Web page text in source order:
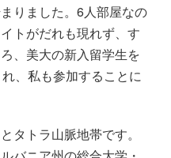
りました。6人部屋なの
トがだれも現れず、す
、美大の新入留学生を
、私も参加することに
タトラ山脈地帯です。